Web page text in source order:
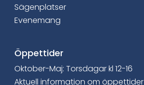
Sägenplatser
Evenemang
Öppettider
Oktober-Maj: Torsdagar kl 12-16
Aktuell information om öppettider